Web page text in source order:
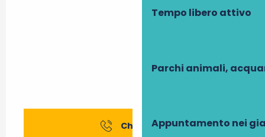
Tempo libero attivo
Parchi animali,
Appuntamento nei
Chiamare